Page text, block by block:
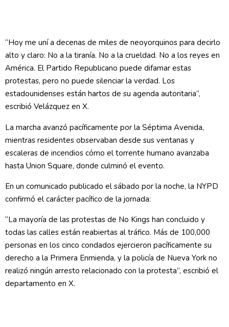
“Hoy me uní a decenas de miles de neoyorquinos para decirlo
alto y claro: No a la tiranía. No a la crueldad. No a los reyes en
América. El Partido Republicano puede difamar estas
protestas, pero no puede silenciar la verdad. Los
estadounidenses están hartos de su agenda autoritaria”,
escribió Velázquez en X.
La marcha avanzó pacíficamente por la Séptima Avenida,
mientras residentes observaban desde sus ventanas y
escaleras de incendios cómo el torrente humano avanzaba
hasta Union Square, donde culminó el evento.
En un comunicado publicado el sábado por la noche, la NYPD
confirmó el carácter pacífico de la jornada:
“La mayoría de las protestas de No Kings han concluido y
todas las calles están reabiertas al tráfico. Más de 100,000
personas en los cinco condados ejercieron pacíficamente su
derecho a la Primera Enmienda, y la policía de Nueva York no
realizó ningún arresto relacionado con la protesta”, escribió el
departamento en X.